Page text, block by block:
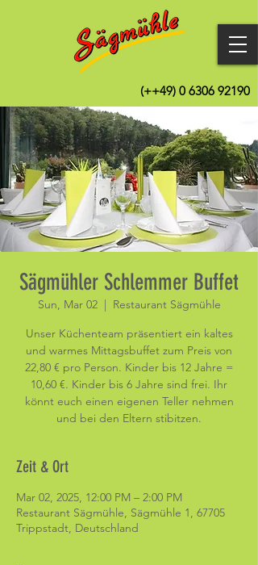
(++49) 0 6306 92190
Sägmühler Schlemmer Buffet
Sun, Mar 02
  |
Restaurant Sägmühle
Unser Küchenteam präsentiert ein kaltes
und warmes Mittagsbuffet zum Preis von
22,80 € pro Person. Kinder bis 12 Jahre =
10,60 €. Kinder bis 6 Jahre sind frei. Ihr
könnt euch einen eigenen Teller nehmen
und bei den Eltern stibitzen.
Zeit & Ort
Mar 02, 2025, 12:00 PM – 2:00 PM
Restaurant Sägmühle, Sägmühle 1, 67705
Trippstadt, Deutschland